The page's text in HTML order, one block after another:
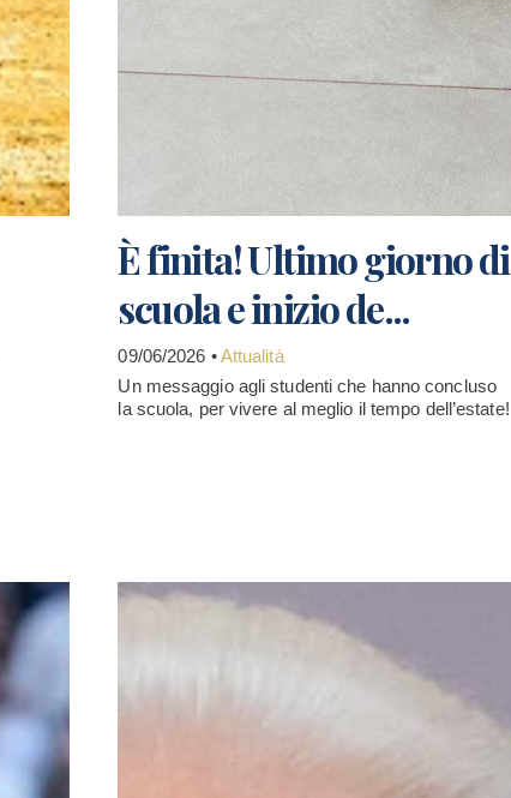
È finita! Ultimo giorno di
scuola e inizio de...
09/06/2026 •Attualità
Un messaggio agli studenti che hanno concluso
la scuola, per vivere al meglio il tempo dell’estate!